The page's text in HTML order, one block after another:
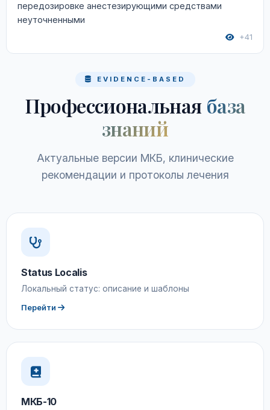
передозировке анестезирующими средствами
неуточненными
+41
EVIDENCE-BASED
Профессиональная база
знаний
Актуальные версии МКБ, клинические
рекомендации и протоколы лечения
Status Localis
Локальный статус: описание и шаблоны
Перейти
МКБ-10